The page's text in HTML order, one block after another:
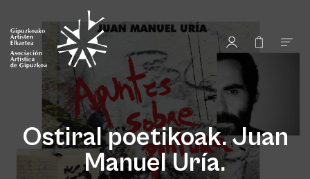
Ostiral poetikoak. Juan
Manuel Uría.